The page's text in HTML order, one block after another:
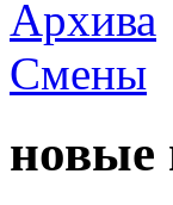
новые